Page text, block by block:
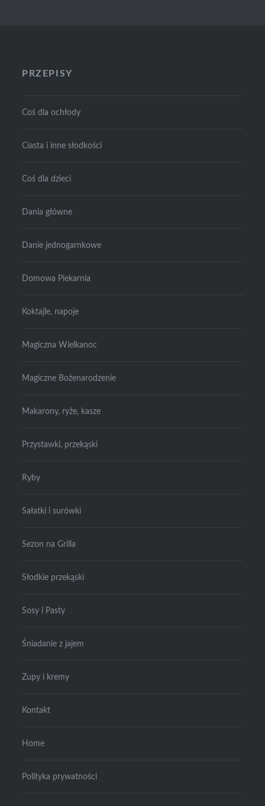
PRZEPISY
Coś dla ochłody
Ciasta i inne słodkości
Coś dla dzieci
Dania główne
Danie jednogarnkowe
Domowa Piekarnia
Koktajle, napoje
Magiczna Wielkanoc
Magiczne Bożenarodzenie
Makarony, ryże, kasze
Przystawki, przekąski
Ryby
Sałatki i surówki
Sezon na Grilla
Słodkie przekąski
Sosy i Pasty
Śniadanie z jajem
Zupy i kremy
Kontakt
Home
Polityka prywatności